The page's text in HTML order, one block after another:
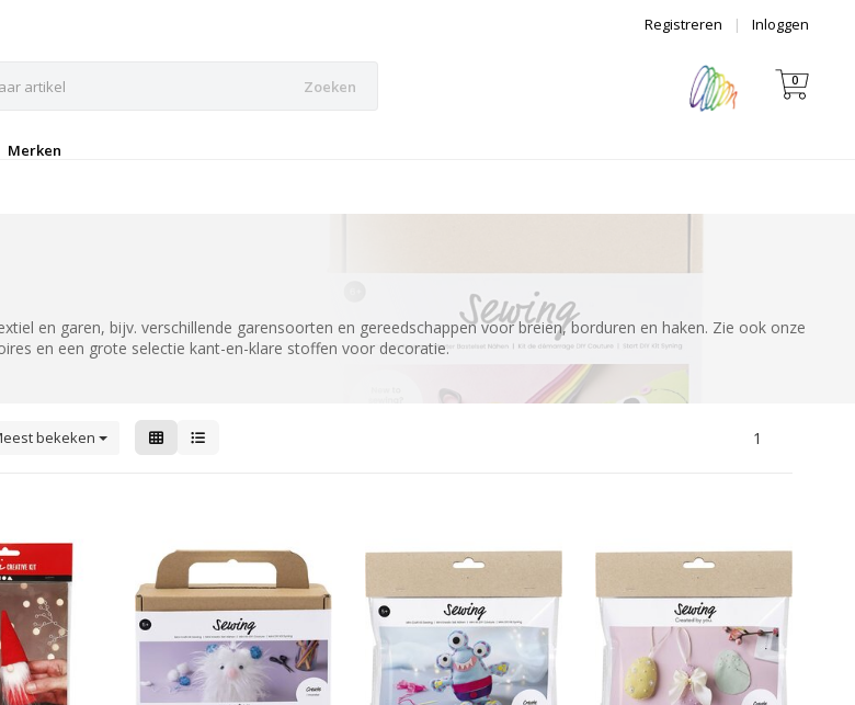
Inloggen
|
Registreren
Zoeken 0
Merken
en garen, bijv. verschillende garensoorten en gereedschappen voor breien, borduren en haken. Zie ook onze
en een grote selectie kant-en-klare stoffen voor decoratie.
bekeken 1